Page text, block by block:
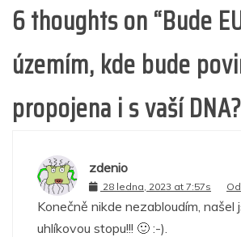
6 thoughts on “Bude
územím, kde bude
propojena i s vaší DNA?
zdenio
28 ledna, 2023 at 7:57s
Konečně nikde nezabloudím, našel
uhlíkovou stopu!!! 🙂 :-).